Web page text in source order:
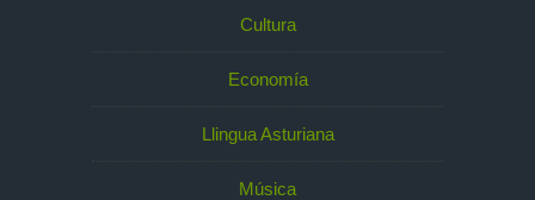
Cultura
Economía
Llingua Asturiana
Música